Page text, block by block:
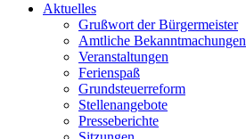
Aktuelles
Grußwort der Bürgermeister
Amtliche Bekanntmachungen
Veranstaltungen
Ferienspaß
Grundsteuerreform
Stellenangebote
Presseberichte